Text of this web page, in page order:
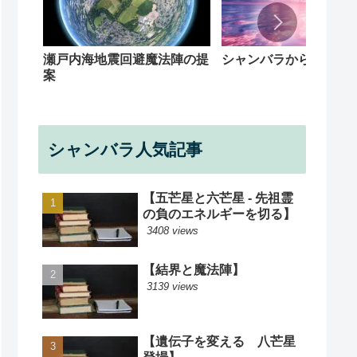
瀬戸内海地震回避魔法陣の提
案
シャンバラからの回覧
シャンバラ人気記事
【五芒星と六芒星 - 先祖霊
の負のエネルギーを切る】
3408 views
【結界と魔法陣】
3139 views
【遺伝子を変える 八芒星